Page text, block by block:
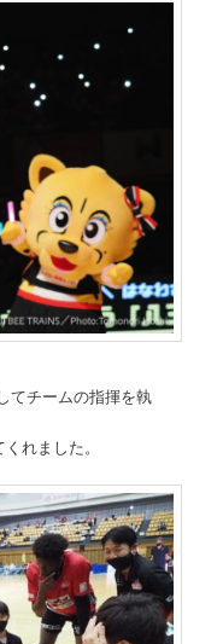
てチームの指揮を執
れました。